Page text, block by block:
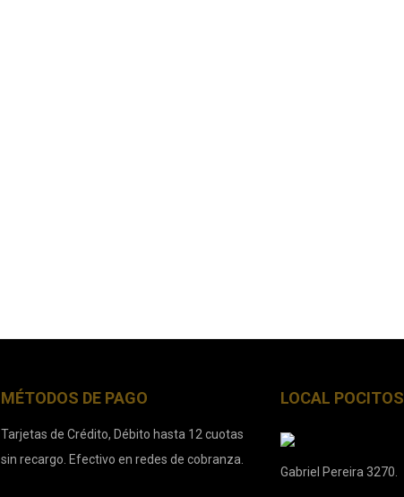
MÉTODOS DE PAGO
Tarjetas de Crédito, Débito hasta 12 cuotas
sin recargo. Efectivo en redes de cobranza.
LOCAL POCITOS
Gabriel Pereira 3270.